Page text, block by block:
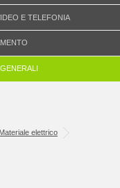
E TELEFONIA
Materiale elettrico